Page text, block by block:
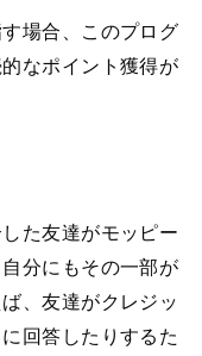
場合、このプログ
なポイント獲得が
た友達がモッピー
分にもその一部が
、友達がクレジッ
回答したりするた